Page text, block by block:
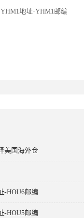
地址-YHM1邮编
美国海外仓
-HOU6邮编
-HOU5邮编